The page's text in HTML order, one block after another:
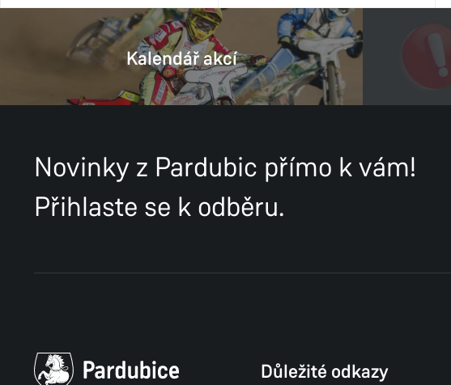
Kalendář akcí
Novinky z Pardubic přímo k vám!
Přihlaste se k odběru.
Důležité odkazy